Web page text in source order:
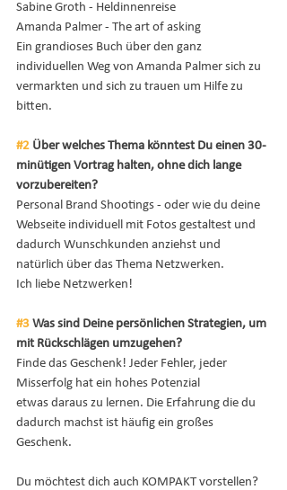
Sabine Groth - Heldinnenreise
Amanda Palmer - The art of asking
Ein grandioses Buch über den ganz
individuellen Weg von Amanda Palmer sich zu
vermarkten und sich zu trauen um Hilfe zu
bitten.
#2 Über welches Thema könntest Du einen 30-
minütigen Vortrag halten, ohne dich lange
vorzubereiten?
Personal Brand Shootings - oder wie du deine
Webseite individuell mit Fotos gestaltest und
dadurch Wunschkunden anziehst und
natürlich über das Thema Netzwerken.
Ich liebe Netzwerken!
#3 Was sind Deine persönlichen Strategien, um
mit Rückschlägen umzugehen?
Finde das Geschenk! Jeder Fehler, jeder
Misserfolg hat ein hohes Potenzial
etwas daraus zu lernen. Die Erfahrung die du
dadurch machst ist häufig ein großes
Geschenk.
Du möchtest dich auch KOMPAKT vorstellen?